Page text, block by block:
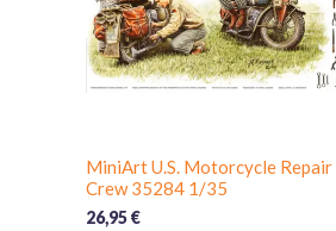
MiniArt U.S. Motorcycle Repair
Crew 35284 1/35
26,95€